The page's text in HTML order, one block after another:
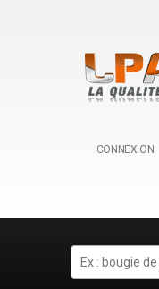
CONNEXION
Search